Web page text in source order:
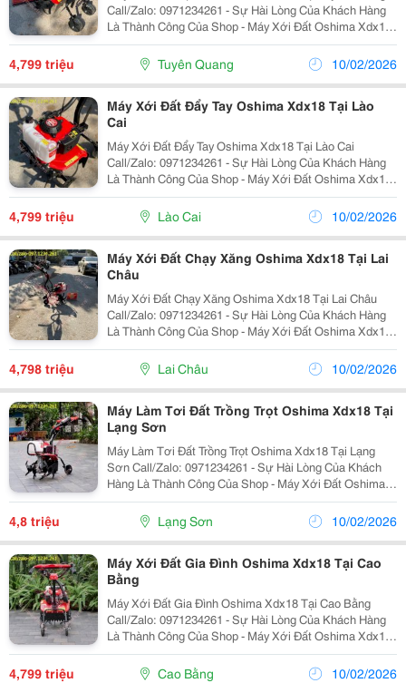
Call/Zalo: 0971234261 - Sự Hài Lòng Của Khách Hàng
Là Thành Công Của Shop - Máy Xới Đất Oshima Xdx18
Được Sản Xuất Theo Công Nghệ Nhật Bản, Đáp Ứng
Nhu Cầu Làm Vườn, Xới Đất Trồng Rau, Trồng...
4,799 triệu Tuyên Quang 10/02/2026
Máy Xới Đất Đẩy Tay Oshima Xdx18 Tại Lào
Cai
Máy Xới Đất Đẩy Tay Oshima Xdx18 Tại Lào Cai
Call/Zalo: 0971234261 - Sự Hài Lòng Của Khách Hàng
Là Thành Công Của Shop - Máy Xới Đất Oshima Xdx18
Được Sản Xuất Theo Công Nghệ Nhật Bản, Đáp Ứng
Nhu Cầu Làm Vườn, Xới Đất Trồng Rau, Trồng Hoa,...
4,799 triệu Lào Cai 10/02/2026
Máy Xới Đất Chạy Xăng Oshima Xdx18 Tại Lai
Châu
Máy Xới Đất Chạy Xăng Oshima Xdx18 Tại Lai Châu
Call/Zalo: 0971234261 - Sự Hài Lòng Của Khách Hàng
Là Thành Công Của Shop - Máy Xới Đất Oshima Xdx18
Được Sản Xuất Theo Công Nghệ Nhật Bản, Đáp Ứng
Nhu Cầu Làm Vườn, Xới Đất Trồng Rau, Trồng Hoa,...
4,798 triệu Lai Châu 10/02/2026
Máy Làm Tơi Đất Trồng Trọt Oshima Xdx18 Tại
Lạng Sơn
Máy Làm Tơi Đất Trồng Trọt Oshima Xdx18 Tại Lạng
Sơn Call/Zalo: 0971234261 - Sự Hài Lòng Của Khách
Hàng Là Thành Công Của Shop - Máy Xới Đất Oshima
Xdx18 Được Sản Xuất Theo Công Nghệ Nhật Bản, Đáp
Ứng Nhu Cầu Làm Vườn, Xới Đất Trồng Rau, Trồng...
4,8 triệu Lạng Sơn 10/02/2026
Máy Xới Đất Gia Đình Oshima Xdx18 Tại Cao
Bằng
Máy Xới Đất Gia Đình Oshima Xdx18 Tại Cao Bằng
Call/Zalo: 0971234261 - Sự Hài Lòng Của Khách Hàng
Là Thành Công Của Shop - Máy Xới Đất Oshima Xdx18
Được Sản Xuất Theo Công Nghệ Nhật Bản, Đáp Ứng
Nhu Cầu Làm Vườn, Xới Đất Trồng Rau, Trồng Hoa,...
4,799 triệu Cao Bằng 10/02/2026